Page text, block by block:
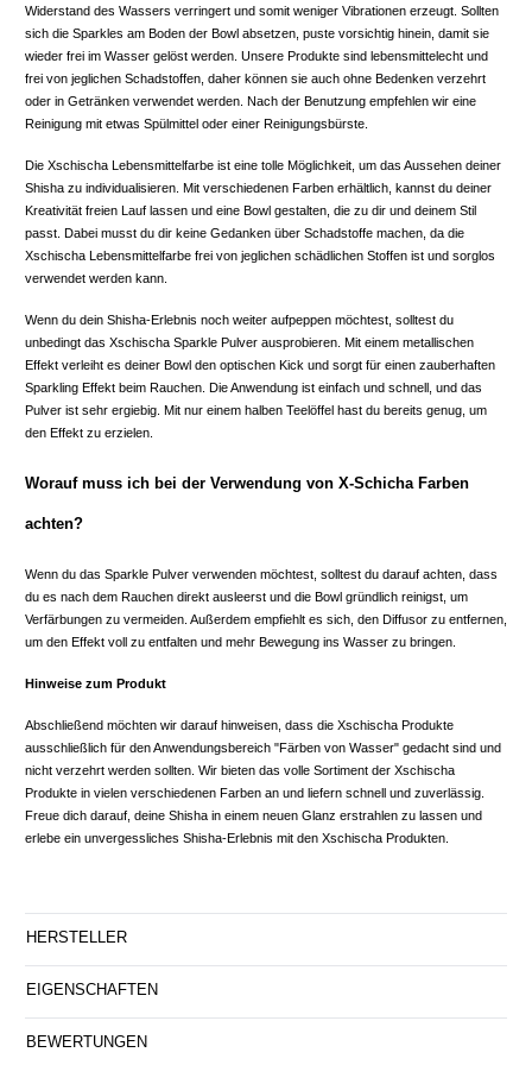
Widerstand des Wassers verringert und somit weniger Vibrationen erzeugt. Sollten
sich die Sparkles am Boden der Bowl absetzen, puste vorsichtig hinein, damit sie
wieder frei im Wasser gelöst werden. Unsere Produkte sind lebensmittelecht und
frei von jeglichen Schadstoffen, daher können sie auch ohne Bedenken verzehrt
oder in Getränken verwendet werden. Nach der Benutzung empfehlen wir eine
Reinigung mit etwas Spülmittel oder einer Reinigungsbürste.
Die Xschischa Lebensmittelfarbe ist eine tolle Möglichkeit, um das Aussehen deiner
Shisha zu individualisieren. Mit verschiedenen Farben erhältlich, kannst du deiner
Kreativität freien Lauf lassen und eine Bowl gestalten, die zu dir und deinem Stil
passt. Dabei musst du dir keine Gedanken über Schadstoffe machen, da die
Xschischa Lebensmittelfarbe frei von jeglichen schädlichen Stoffen ist und sorglos
verwendet werden kann.
Wenn du dein Shisha-Erlebnis noch weiter aufpeppen möchtest, solltest du
unbedingt das Xschischa Sparkle Pulver ausprobieren. Mit einem metallischen
Effekt verleiht es deiner Bowl den optischen Kick und sorgt für einen zauberhaften
Sparkling Effekt beim Rauchen. Die Anwendung ist einfach und schnell, und das
Pulver ist sehr ergiebig. Mit nur einem halben Teelöffel hast du bereits genug, um
den Effekt zu erzielen.
Worauf muss ich bei der Verwendung von X-Schicha Farben
achten?
Wenn du das Sparkle Pulver verwenden möchtest, solltest du darauf achten, dass
du es nach dem Rauchen direkt ausleerst und die Bowl gründlich reinigst, um
Verfärbungen zu vermeiden. Außerdem empfiehlt es sich, den Diffusor zu entfernen,
um den Effekt voll zu entfalten und mehr Bewegung ins Wasser zu bringen.
Hinweise zum Produkt
Abschließend möchten wir darauf hinweisen, dass die Xschischa Produkte
ausschließlich für den Anwendungsbereich "Färben von Wasser" gedacht sind und
nicht verzehrt werden sollten. Wir bieten das volle Sortiment der Xschischa
Produkte in vielen verschiedenen Farben an und liefern schnell und zuverlässig.
Freue dich darauf, deine Shisha in einem neuen Glanz erstrahlen zu lassen und
erlebe ein unvergessliches Shisha-Erlebnis mit den Xschischa Produkten.
HERSTELLER
EIGENSCHAFTEN
BEWERTUNGEN